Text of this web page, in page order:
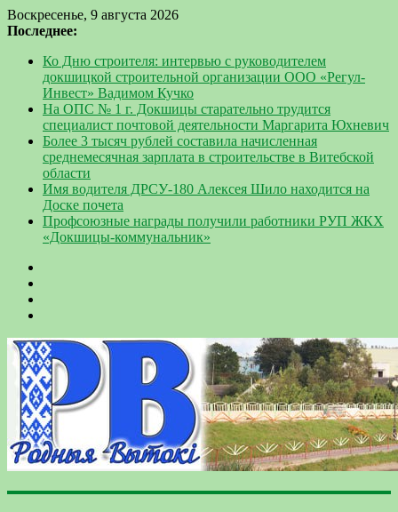
Воскресенье, 9 августа 2026
Последнее:
Ко Дню строителя: интервью с руководителем
докшицкой строительной организации ООО «Регул-
Инвест» Вадимом Кучко
На ОПС № 1 г. Докшицы старательно трудится
специалист почтовой деятельности Маргарита Юхневич
Более 3 тысяч рублей составила начисленная
среднемесячная зарплата в строительстве в Витебской
области
Имя водителя ДРСУ-180 Алексея Шило находится на
Доске почета
Профсоюзные награды получили работники РУП ЖКХ
«Докшицы-коммунальник»